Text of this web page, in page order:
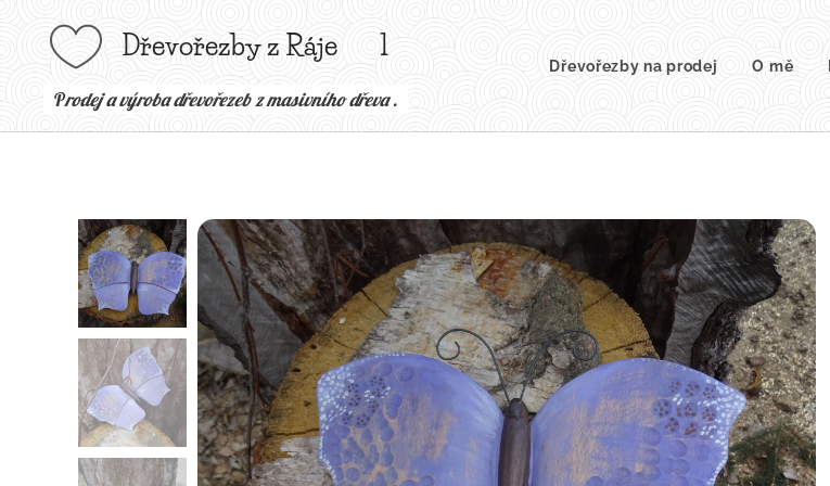
Dřevořezby z Ráje l
Prodej a výroba dřevořezeb z masivního dřeva .
Dřevořezby na prodej O mě